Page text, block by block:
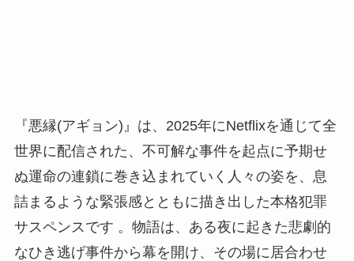
『悪縁(アギョン)』は、2025年にNetflixを通じて全
世界に配信された、不可解な事件を起点に予期せ
ぬ運命の連鎖に巻き込まれていく人々の姿を、息
詰まるような緊張感とともに描き出した本格犯罪
サスペンスです 。物語は、ある夜に起きた悲劇的
なひき逃げ事件から幕を開け、その場に居合わせ